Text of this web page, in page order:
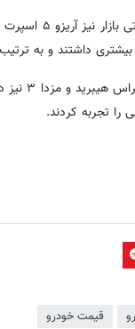
ترتیب ۲۰ و ۳۰ میلیون ارزان‌تر شدند.
قیمت خودرو